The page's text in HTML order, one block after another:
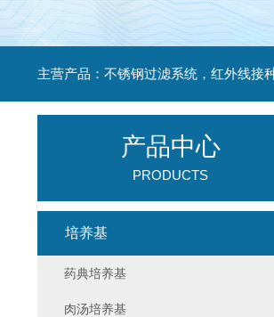
产品中心
PRODUCTS
培养基
药典培养基
肉汤培养基